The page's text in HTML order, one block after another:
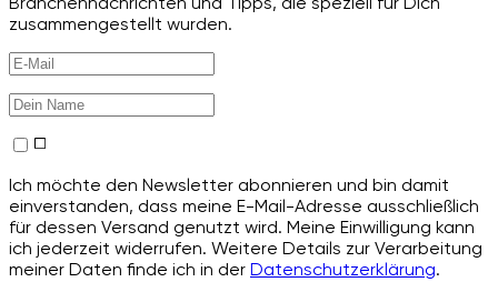
zusammengestellt wurden.
Ich möchte den Newsletter abonnieren und bin damit
einverstanden, dass meine E-Mail-Adresse ausschließlich
für dessen Versand genutzt wird. Meine Einwilligung kann
ich jederzeit widerrufen. Weitere Details zur Verarbeitung
meiner Daten finde ich in der Datenschutzerklärung.